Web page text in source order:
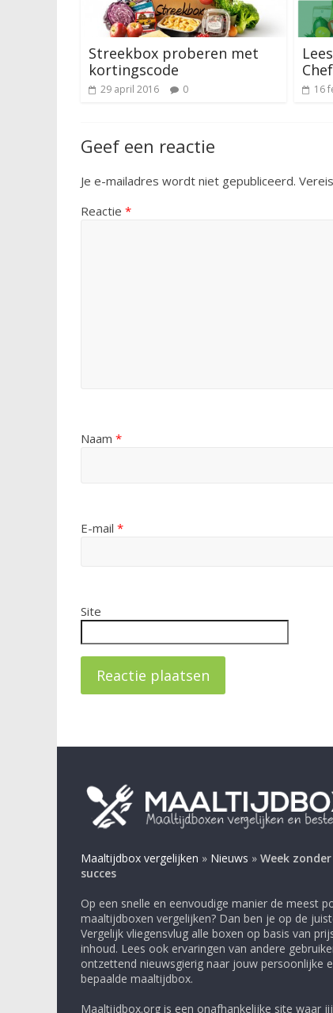
Streekbox proberen met
kortingscode
29 april 2016 0 16
Geef een reactie
Je e-mailadres wordt niet gepubliceerd.
Reactie *
Naam *
E-mail *
Site
Maaltijdbox vergelijken » Nieuws » Week
succes
Op een snelle en eenvoudige manier de meest
maaltijdboxen vergelijken? Dan ben je op de
Vergelijk vliegensvlug alle boxen op basis van
inhoud. Lees ook ervaringen van andere
ontzettend nieuwsgierig naar jouw persoonlijke
bepaalde maaltijdbox.
Maaltijdbox.org is een onafhankelijke site waar